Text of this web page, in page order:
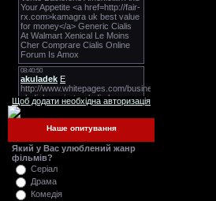
Щоб додати необхідна авторизація
Наше опитування
Який у Вас улюблений жанр
фільмів?
Серіал
Драма
Комедія